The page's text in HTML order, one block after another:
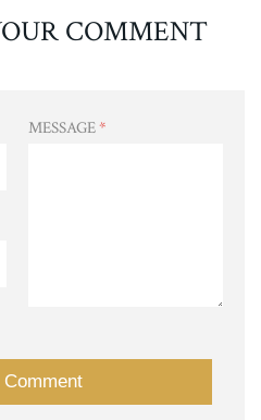
COMMENT
MESSAGE*